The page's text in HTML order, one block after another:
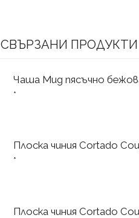
СВЪРЗАНИ ПРОДУКТИ
Чаша Mug пясъчно
*
Плоска чиния Cortado
*
Плоска чиния Cortado